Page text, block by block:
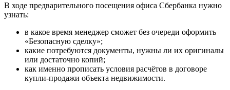
В ходе предварительного посещения офиса Сбербанка нужно
узнать:
в какое время менеджер сможет без очереди оформить
«Безопасную сделку»;
какие потребуются документы, нужны ли их оригиналы
или достаточно копий;
как именно прописать условия расчётов в договоре
купли-продажи объекта недвижимости.